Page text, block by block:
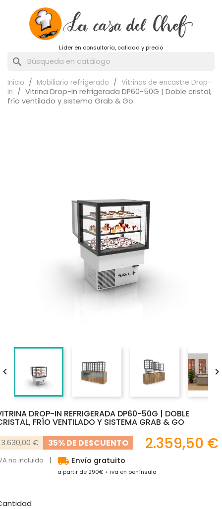
Líder en consultoría, calidad y precio
search
Inicio Mobiliario refrigerado
Vitrinas de encastre Drop-
In
Vitrina Drop-In refrigerada DP60-50G | Doble cristal,
frío ventilado y sistema Grab & Go
DROP-IN REFRIGERADA DP60-50G | DOBLE
FRÍO VENTILADO Y SISTEMA GRAB & GO
3.630,00 € 35% DE DESCUENTO 2.359,50 €
no incluido local_shipping Envío gratuito
a partir de 290€ + iva en península